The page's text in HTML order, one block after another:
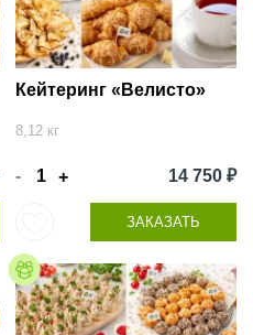
Кейтеринг «Велисто»
8,12 кг
- + 14 750 ₽
ЗАКАЗАТЬ